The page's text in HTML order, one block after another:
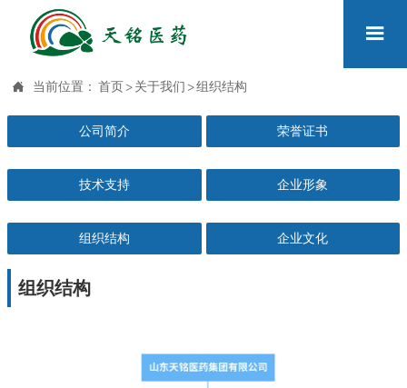

 当前位置： 首页 > 关于我们 >组织结构
公司简介 荣誉证书
技术支持 企业形象
组织结构 企业文化
组织结构